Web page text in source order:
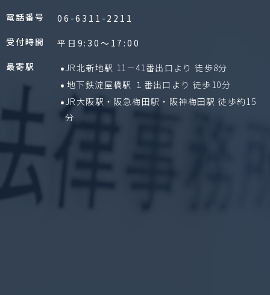
電話番号
06-6311-2211
受付時間
平日9:30〜17:00
最寄駅
JR北新地駅 11－41番出口より 徒歩8分
地下鉄淀屋橋駅 １番出口より 徒歩10分
JR大阪駅・阪急梅田駅・阪神梅田駅 徒歩約15
分